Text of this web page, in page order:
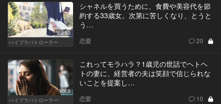
Vol.10
ハイブラパトローラー
シャネルを買うために、食費や美容代を節
約する33歳女。次第に苦しくなり、とうと
う…
恋愛 20
Vol.9
ハイブラパトローラー
これってモラハラ？1歳児の世話でヘトヘ
トの妻に、経営者の夫は笑顔で信じられな
いことを提案し…
恋愛 10